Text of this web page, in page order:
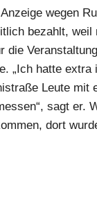
wegen
bezahlt, weil
die
„Ich hatte extra
Leute mit
sagt er.
dort